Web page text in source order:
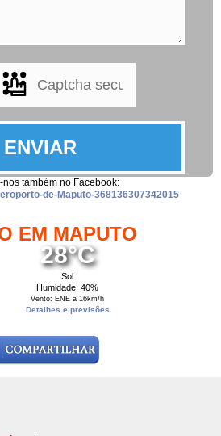
nos também no Facebook:
de-Maputo-368136307342015
EM MAPUTO
28°C
Sol
Humidade: 40%
Vento: ENE a 16km/h
Detalhes e previsões